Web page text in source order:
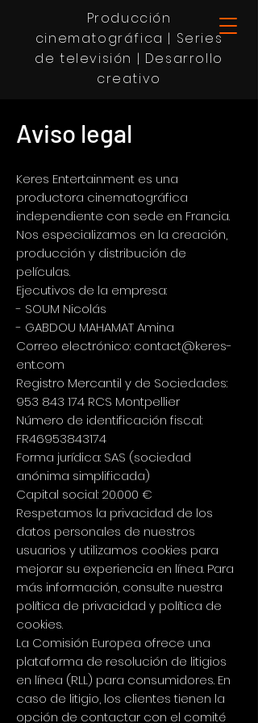
Producción
cinematográfica | Series
de televisión | Desarrollo
creativo
Aviso legal
Keres Entertainment es una
productora cinematográfica
independiente con sede en Francia.
Nos especializamos en la creación,
producción y distribución de
películas.
Ejecutivos de la empresa:
- SOUM Nicolás
- GABDOU MAHAMAT Amina
Correo electrónico: contact@keres-
ent.com
Registro Mercantil y de Sociedades:
953 843 174 RCS Montpellier
Número de identificación fiscal:
FR46953843174
Forma jurídica: SAS (sociedad
anónima simplificada)
Capital social: 20.000 €
Respetamos la privacidad de los
datos personales de nuestros
usuarios y utilizamos cookies para
mejorar su experiencia en línea. Para
más información, consulte nuestra
política de privacidad y política de
cookies.
La Comisión Europea ofrece una
plataforma de resolución de litigios
en línea (RLL) para consumidores. En
caso de litigio, los clientes tienen la
opción de contactar con el comité